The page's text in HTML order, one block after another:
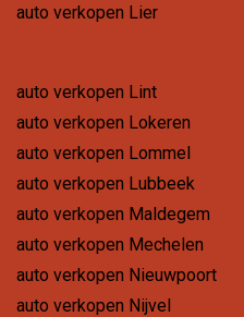
auto verkopen Lier
auto verkopen Lint
auto verkopen Lokeren
auto verkopen Lommel
auto verkopen Lubbeek
auto verkopen Maldegem
auto verkopen Mechelen
auto verkopen Nieuwpoort
auto verkopen Nijvel